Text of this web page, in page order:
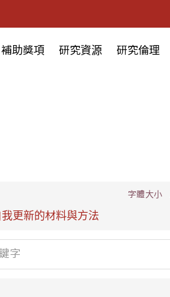
補助獎項 研究資源 研究倫理
更新的材料與方法
字體大小